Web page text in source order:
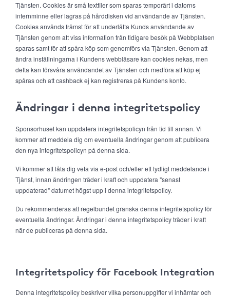
Tjänsten. Cookies är små textfiler som sparas temporärt i datorns
internminne eller lagras på hårddisken vid användande av Tjänsten.
Cookies används främst för att underlätta Kunds användande av
Tjänsten genom att viss information från tidigare besök på Webbplatsen
sparas samt för att spåra köp som genomförs via Tjänsten. Genom att
ändra inställningarna i Kundens webbläsare kan cookies nekas, men
detta kan försvåra användandet av Tjänsten och medföra att köp ej
spåras och att cashback ej kan registreras på Kundens konto.
Ändringar i denna integritetspolicy
Sponsorhuset kan uppdatera integritetspolicyn från tid till annan. Vi
kommer att meddela dig om eventuella ändringar genom att publicera
den nya integritetspolicyn på denna sida.
Vi kommer att låta dig veta via e-post och/eller ett tydligt meddelande i
Tjänst, innan ändringen träder i kraft och uppdatera "senast
uppdaterad" datumet högst upp i denna integritetspolicy.
Du rekommenderas att regelbundet granska denna integritetspolicy för
eventuella ändringar. Ändringar i denna integritetspolicy träder i kraft
när de publiceras på denna sida.
Integritetspolicy för Facebook Integration
Denna integritetspolicy beskriver vilka personuppgifter vi inhämtar och